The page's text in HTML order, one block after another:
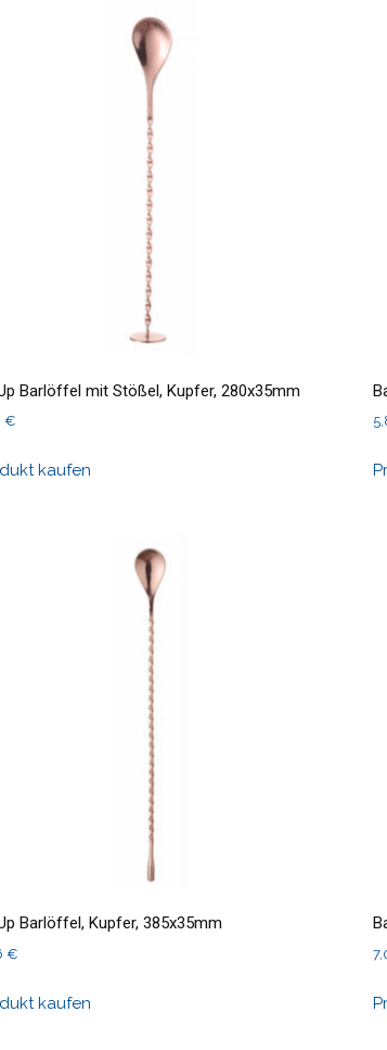
Barlöffel mit Stößel, Kupfer, 280x35mm
€
kaufen
Barlöffel, Kupfer, 385x35mm
€
kaufen